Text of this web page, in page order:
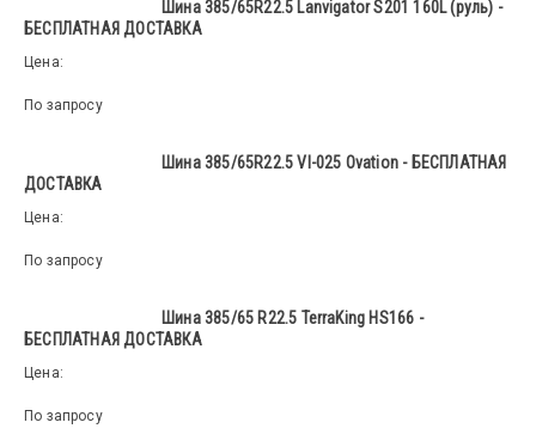
Шина 385/65R22.5 Lanvigator S201 160L (руль) -
БЕСПЛАТНАЯ ДОСТАВКА
Цена:
По запросу
Шина 385/65R22.5 VI-025 Ovation - БЕСПЛАТНАЯ
ДОСТАВКА
Цена:
По запросу
Шина 385/65 R22.5 TerraKing HS166 -
БЕСПЛАТНАЯ ДОСТАВКА
Цена:
По запросу